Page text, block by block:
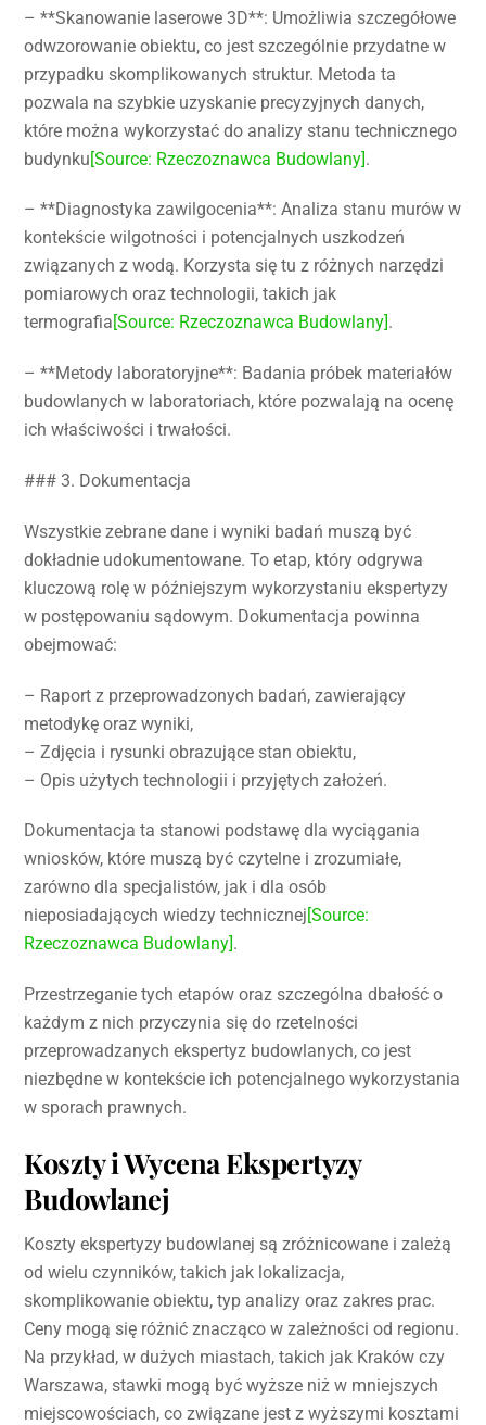
– **Skanowanie laserowe 3D**: Umożliwia szczegółowe
odwzorowanie obiektu, co jest szczególnie przydatne w
przypadku skomplikowanych struktur. Metoda ta
pozwala na szybkie uzyskanie precyzyjnych danych,
które można wykorzystać do analizy stanu technicznego
budynku[Source: Rzeczoznawca Budowlany].
– **Diagnostyka zawilgocenia**: Analiza stanu murów w
kontekście wilgotności i potencjalnych uszkodzeń
związanych z wodą. Korzysta się tu z różnych narzędzi
pomiarowych oraz technologii, takich jak
termografia [Source: Rzeczoznawca Budowlany].
– **Metody laboratoryjne**: Badania próbek materiałów
budowlanych w laboratoriach, które pozwalają na ocenę
ich właściwości i trwałości.
### 3. Dokumentacja
Wszystkie zebrane dane i wyniki badań muszą być
dokładnie udokumentowane. To etap, który odgrywa
kluczową rolę w późniejszym wykorzystaniu ekspertyzy
w postępowaniu sądowym. Dokumentacja powinna
obejmować:
– Raport z przeprowadzonych badań, zawierający
metodykę oraz wyniki,
– Zdjęcia i rysunki obrazujące stan obiektu,
– Opis użytych technologii i przyjętych założeń.
Dokumentacja ta stanowi podstawę dla wyciągania
wniosków, które muszą być czytelne i zrozumiałe,
zarówno dla specjalistów, jak i dla osób
nieposiadających wiedzy technicznej [Source:
Rzeczoznawca Budowlany].
Przestrzeganie tych etapów oraz szczególna dbałość o
każdym z nich przyczynia się do rzetelności
przeprowadzanych ekspertyz budowlanych, co jest
niezbędne w kontekście ich potencjalnego wykorzystania
w sporach prawnych.
Koszty i Wycena Ekspertyzy
Budowlanej
Koszty ekspertyzy budowlanej są zróżnicowane i zależą
od wielu czynników, takich jak lokalizacja,
skomplikowanie obiektu, typ analizy oraz zakres prac.
Ceny mogą się różnić znacząco w zależności od regionu.
Na przykład, w dużych miastach, takich jak Kraków czy
Warszawa, stawki mogą być wyższe niż w mniejszych
miejscowościach, co związane jest z wyższymi kosztami